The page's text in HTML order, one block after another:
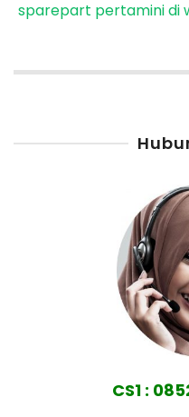
sparepart pertamini di
CS1 :